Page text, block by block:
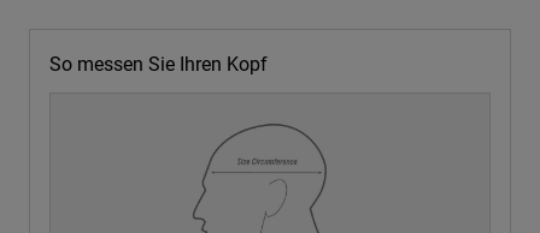
So messen Sie Ihren Kopf